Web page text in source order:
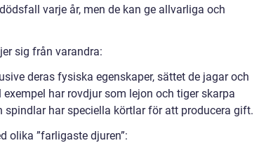
varje år, men de kan ge allvarliga och
sig från varandra:
deras fysiska egenskaper, sättet de jagar och
har rovdjur som lejon och tiger skarpa
har speciella körtlar för att producera gift.
olika ”farligaste djuren”: